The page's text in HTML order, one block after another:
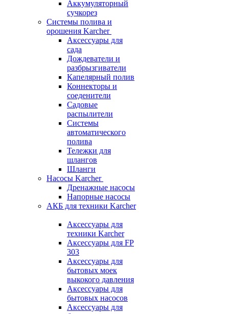
Аккумуляторный
сучкорез
Системы полива и
орошения Karcher
Аксессуары для
сада
Дождеватели и
разбрызгиватели
Капелярный полив
Коннекторы и
соеденители
Садовые
распылители
Системы
автоматического
полива
Тележки для
шлангов
Шланги
Насосы Karcher
Дренажные насосы
Напорные насосы
АКБ для техники Karcher
Аксессуары для
техники Karcher
Аксессуары для FP
303
Аксессуары для
бытовых моек
выкокого давления
Аксессуары для
бытовых насосов
Аксессуары для